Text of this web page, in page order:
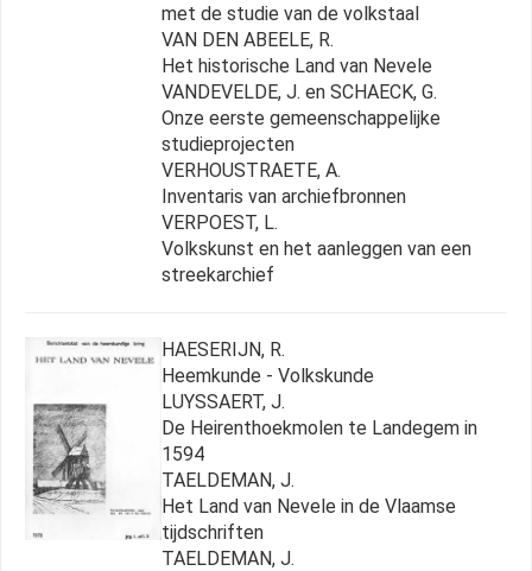
met de studie van de volkstaal
VAN DEN ABEELE, R.
Het historische Land van Nevele
VANDEVELDE, J. en SCHAECK, G.
Onze eerste gemeenschappelijke
studieprojecten
VERHOUSTRAETE, A.
Inventaris van archiefbronnen
VERPOEST, L.
Volkskunst en het aanleggen van een
streekarchief
HAESERIJN, R.
Heemkunde - Volkskunde
LUYSSAERT, J.
De Heirenthoekmolen te Landegem in
1594
TAELDEMAN, J.
Het Land van Nevele in de Vlaamse
tijdschriften
TAELDEMAN, J.